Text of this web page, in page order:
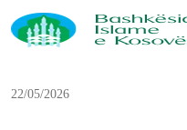
22/05/2026